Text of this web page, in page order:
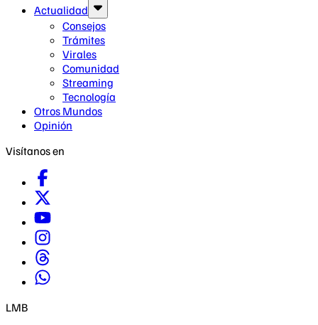
Actualidad
Consejos
Trámites
Virales
Comunidad
Streaming
Tecnología
Otros Mundos
Opinión
Visítanos en
LMB